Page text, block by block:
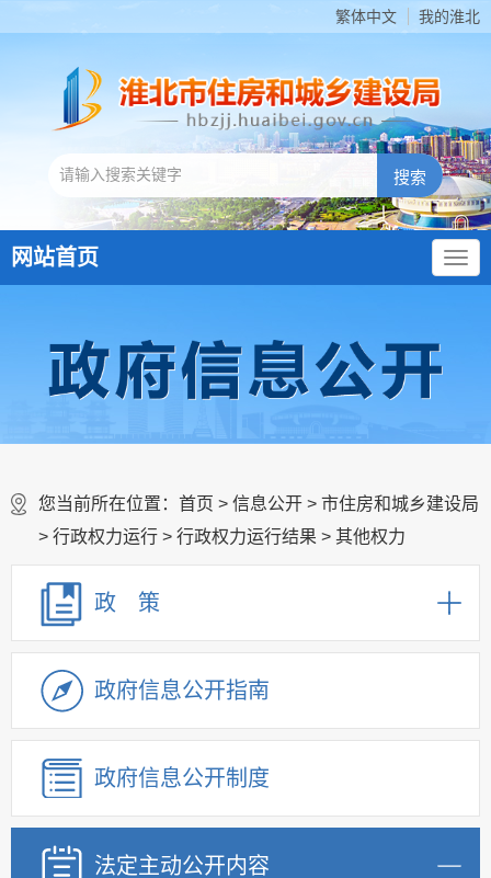
繁体中文 我的淮北
网站首页
您当前所在位置： 首页 > 信息公开 > 市住房和城乡建设局
> 行政权力运行 > 行政权力运行结果 > 其他权力
政 策
政府信息公开指南
政府信息公开制度
法定主动公开内容